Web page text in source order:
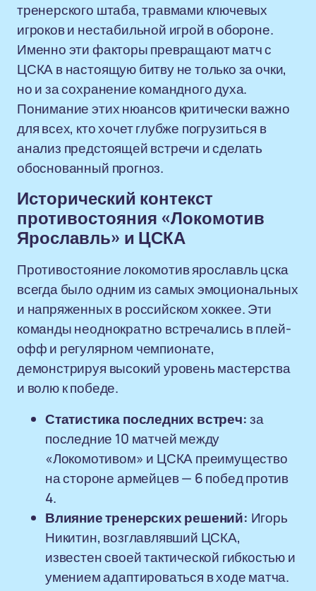
тренерского штаба, травмами ключевых
игроков и нестабильной игрой в обороне.
Именно эти факторы превращают матч с
ЦСКА в настоящую битву не только за очки,
но и за сохранение командного духа.
Понимание этих нюансов критически важно
для всех, кто хочет глубже погрузиться в
анализ предстоящей встречи и сделать
обоснованный прогноз.
Исторический контекст
противостояния «Локомотив
Ярославль» и ЦСКА
Противостояние локомотив ярославль цска
всегда было одним из самых эмоциональных
и напряженных в российском хоккее. Эти
команды неоднократно встречались в плей-
офф и регулярном чемпионате,
демонстрируя высокий уровень мастерства
и волю к победе.
Статистика последних встреч:за
последние 10 матчей между
«Локомотивом» и ЦСКА преимущество
на стороне армейцев — 6 побед против
4.
Влияние тренерских решений: Игорь
Никитин, возглавлявший ЦСКА,
известен своей тактической гибкостью и
умением адаптироваться в ходе матча.